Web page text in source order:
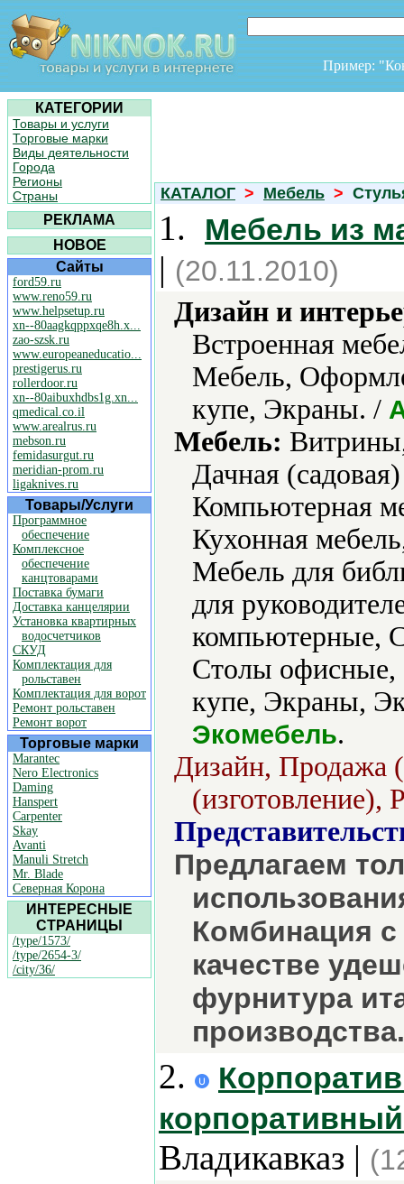
Пример:
КАТЕГОРИИ
Товары и услуги
Торговые марки
Виды деятельности
Города
Регионы
Страны
РЕКЛАМА
НОВОЕ
Сайты
ford59.ru
www.reno59.ru
www.helpsetup.ru
xn--80aagkqppxqe8h.x...
zao-szsk.ru
www.europeaneducatio...
prestigerus.ru
rollerdoor.ru
xn--80aibuxhdbs1g.xn...
qmedical.co.il
www.arealrus.ru
mebson.ru
femidasurgut.ru
meridian-prom.ru
ligaknives.ru
Товары/Услуги
Программное
обеспечение
Комплексное
обеспечение
канцтоварами
Поставка бумаги
Доставка канцелярии
Установка квартирных
водосчетчиков
СКУД
Комплектация для
рольставен
Комплектация для ворот
Ремонт рольставен
Ремонт ворот
Торговые марки
Marantec
Nero Electronics
Daming
Hanspert
Carpenter
Skay
Avanti
Manuli Stretch
Mr. Blade
Северная Корона
ИНТЕРЕСНЫЕ
СТРАНИЦЫ
/type/1573/
/type/2654-3/
/city/36/
КАТАЛОГ > Мебель >
1. Мебель из
| (20.11.2010)
Дизайн и
Встроенная
Мебель,
купе, Экраны. /
Мебель:
Дачная
Компьютерная
Кухонная
Мебель для
для
компьютерные,
Столы
купе, Экраны,
Экомебель.
Дизайн, Продажа
(изготовление),
Предлагаем
Комбинация
качестве
фурнитура
2.
Владикавказ |